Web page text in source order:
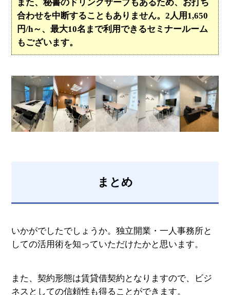
また、秘書のドリンクサーブもあるため、お打ち
合わせを中断することもありません。2人用1,650
円/h～、最大10名まで利用できるセミナールーム
もございます。
まとめ
いかがでしたでしょうか。独立開業・一人事務所と
しての活用術を知っていただけたかと思います。
また、契約形態は賃貸借契約となりますので、ビジ
ネスとしての信頼性も得ることができます。